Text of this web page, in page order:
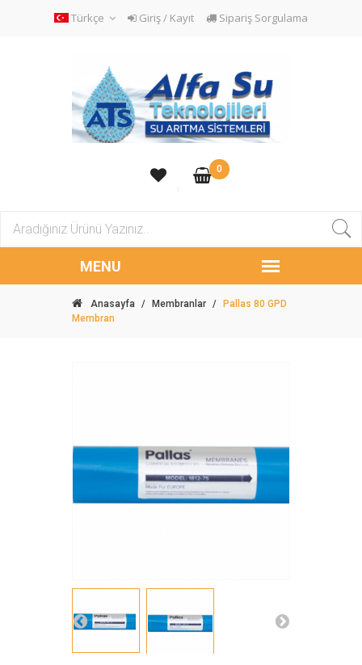
Türkçe Giriş / Kayıt Sipariş Sorgulama
0
Anasayfa / Membranlar / Pallas 80 GPD
Membran